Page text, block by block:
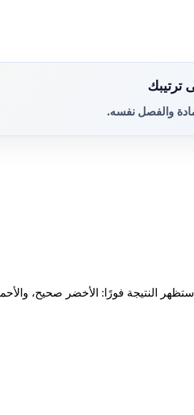
ترتيبك
والفصل نفسه.
ستظهر النتيجة فورًا: الأخضر صحيح،